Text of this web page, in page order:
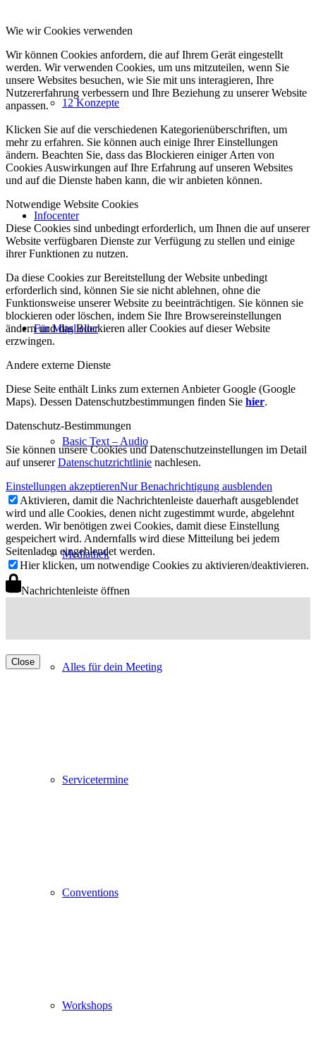
12 Konzepte
Infocenter
Für Mitglieder
Basic Text – Audio
Mediathek
Alles für dein Meeting
Servicetermine
Conventions
Workshops
Wie wir Cookies verwenden
Wir können Cookies anfordern, die auf Ihrem Gerät eingestellt
werden. Wir verwenden Cookies, um uns mitzuteilen, wenn Sie
unsere Websites besuchen, wie Sie mit uns interagieren, Ihre
Nutzererfahrung verbessern und Ihre Beziehung zu unserer Website
anpassen.
Klicken Sie auf die verschiedenen Kategorienüberschriften, um
mehr zu erfahren. Sie können auch einige Ihrer Einstellungen
ändern. Beachten Sie, dass das Blockieren einiger Arten von
Cookies Auswirkungen auf Ihre Erfahrung auf unseren Websites
und auf die Dienste haben kann, die wir anbieten können.
Notwendige Website Cookies
Diese Cookies sind unbedingt erforderlich, um Ihnen die auf unserer
Website verfügbaren Dienste zur Verfügung zu stellen und einige
ihrer Funktionen zu nutzen.
Da diese Cookies zur Bereitstellung der Website unbedingt
erforderlich sind, können Sie sie nicht ablehnen, ohne die
Funktionsweise unserer Website zu beeinträchtigen. Sie können sie
blockieren oder löschen, indem Sie Ihre Browsereinstellungen
ändern und das Blockieren aller Cookies auf dieser Website
erzwingen.
Andere externe Dienste
Diese Seite enthält Links zum externen Anbieter Google (Google
Maps). Dessen Datenschutzbestimmungen finden Sie hier.
Datenschutz-Bestimmungen
Sie können unsere Cookies und Datenschutzeinstellungen im Detail
auf unsererDatenschutzrichtlinie nachlesen.
Einstellungen akzeptierenNur Benachrichtigung ausblenden
Aktivieren, damit die Nachrichtenleiste dauerhaft ausgeblendet
wird und alle Cookies, denen nicht zugestimmt wurde, abgelehnt
werden. Wir benötigen zwei Cookies, damit diese Einstellung
gespeichert wird. Andernfalls wird diese Mitteilung bei jedem
Seitenladen eingeblendet werden.
Hier klicken, um notwendige Cookies zu aktivieren/deaktivieren.
Nachrichtenleiste öffnen
Close